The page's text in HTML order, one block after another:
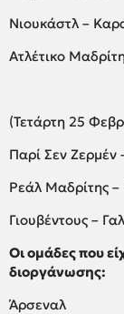
Νιουκάστλ –
Ατλέτικο
(Τετάρτη 25
Παρί Σεν
Ρεάλ Μαδρίτης
Γιουβέντους –
Οι ομάδες που
διοργάνωσης:
Άρσεναλ